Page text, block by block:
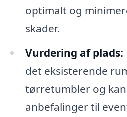
optimalt og
skader.
Vurdering af plads:
det eksisterende
tørretumbler og
anbefalinger til